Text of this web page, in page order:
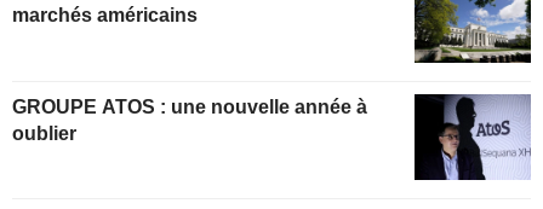
marchés américains
GROUPE ATOS : une nouvelle année à
oublier